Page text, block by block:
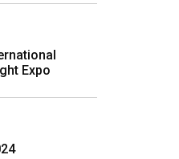
Expo